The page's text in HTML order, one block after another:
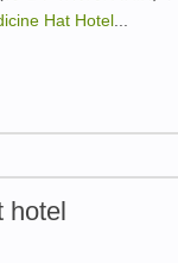
Hat Hotel
hotel